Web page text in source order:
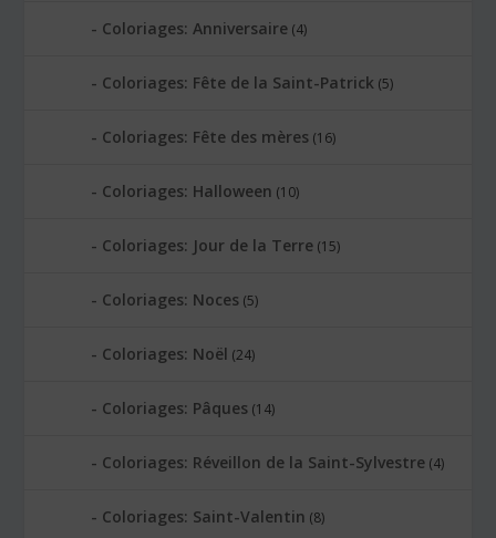
Coloriages: Anniversaire (4)
Coloriages: Fête de la Saint-Patrick (5)
Coloriages: Fête des mères (16)
Coloriages: Halloween (10)
Coloriages: Jour de la Terre (15)
Coloriages: Noces (5)
Coloriages: Noël (24)
Coloriages: Pâques (14)
Coloriages: Réveillon de la Saint-Sylvestre (4)
Coloriages: Saint-Valentin (8)